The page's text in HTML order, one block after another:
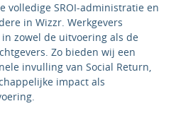
volledige SROI-administratie en
in Wizzr. Werkgevers
zowel de uitvoering als de
Zo bieden wij een
invulling van Social Return,
impact als